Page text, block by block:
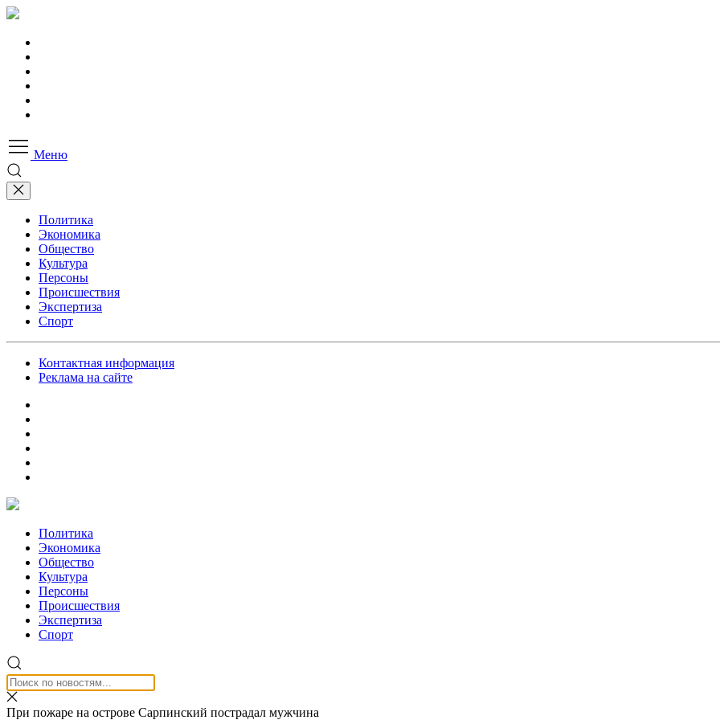
Меню
Политика
Экономика
Общество
Культура
Персоны
Происшествия
Экспертиза
Спорт
Контактная информация
Реклама на сайте
Политика
Экономика
Общество
Культура
Персоны
Происшествия
Экспертиза
Спорт
При пожаре на острове Сарпинский пострадал мужчина